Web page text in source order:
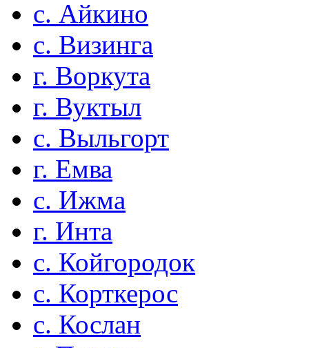
с. Айкино
с. Визинга
г. Воркута
г. Вуктыл
с. Выльгорт
г. Емва
с. Ижма
г. Инта
с. Койгородок
с. Корткерос
с. Кослан